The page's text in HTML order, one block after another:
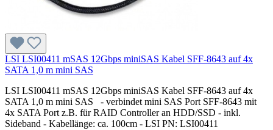
LSI LSI00411 mSAS 12Gbps miniSAS Kabel SFF-8643 auf 4x
SATA 1,0 m mini SAS
LSI LSI00411 mSAS 12Gbps miniSAS Kabel SFF-8643 auf 4x
SATA 1,0 m mini SAS - verbindet mini SAS Port SFF-8643 mit
4x SATA Port z.B. für RAID Controller an HDD/SSD - inkl.
Sideband - Kabellänge: ca. 100cm - LSI PN: LSI00411